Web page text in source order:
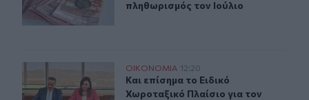
πληθωρισμός τον Ιούλιο
Και επίσημα το Ειδικό Χωροταξικό Πλαίσιο για τον
ΟΙΚΟΝΟΜΙΑ 12:20
Και επίσημα το Ειδικό Χωροταξικό
Και επίσημα το Ειδικό
Χωροταξικό Πλαίσιο για τον